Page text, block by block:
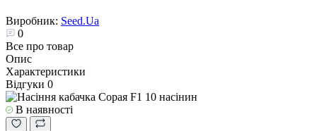
Виробник: Seed.Ua
0
Все про товар
Опис
Характеристики
Відгуки 0
В наявності